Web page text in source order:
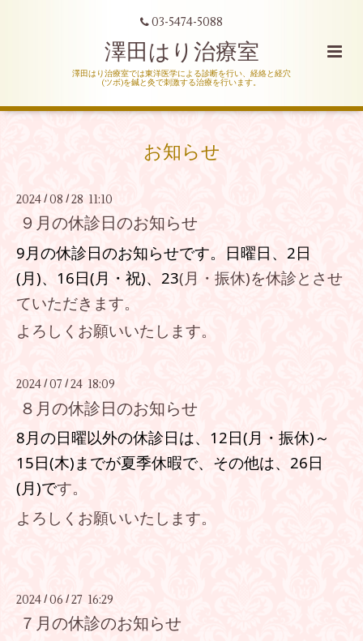
03-5474-5088
澤田はり治療室
澤田はり治療室では東洋医学による診断を行い、経絡と経穴
(ツボ)を鍼と灸で刺激する治療を行います。
お知らせ
2024 /08 / 28 11:10
９月の休診日のお知らせ
9月の休診日のお知らせです。
日曜日、2日
(月)、16日(月・祝)、23(月・振休)を休診とさせ
ていただきます。
よろしくお願いいたします。
2024 /07 / 24 18:09
８月の休診日のお知らせ
8月の日曜以外の休診日は、12日(月・振休)～
15日(木)までが夏季休暇で、その他は、26日
(月)です。
よろしくお願いいたします。
2024 / 06 /27 16:29
７月の休診のお知らせ